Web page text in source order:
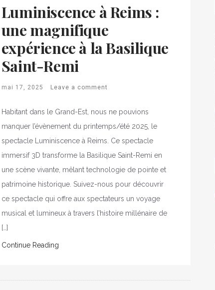
Luminiscence à Reims :
une magnifique
expérience à la Basilique
Saint-Remi
mai 17, 2025 Leave a comment
Habitant dans le Grand-Est, nous ne pouvions
manquer l’évènement du printemps/été 2025, le
spectacle Luminiscence à Reims. Ce spectacle
immersif 3D transforme la Basilique Saint-Remi en
une scène vivante, mêlant technologie de pointe et
patrimoine historique. Suivez-nous pour découvrir
ce spectacle qui offre aux spectateurs un voyage
musical et lumineux à travers l’histoire millénaire de
[…]
Continue Reading